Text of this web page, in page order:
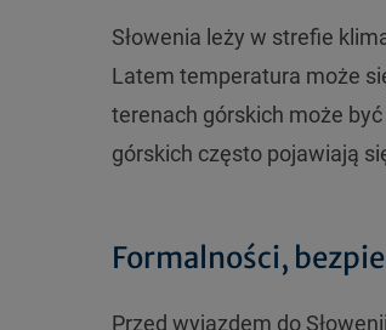
Słowenia leży w strefie
Latem temperatura może
terenach górskich może
górskich często pojawiają
Formalności,
Przed wyjazdem do